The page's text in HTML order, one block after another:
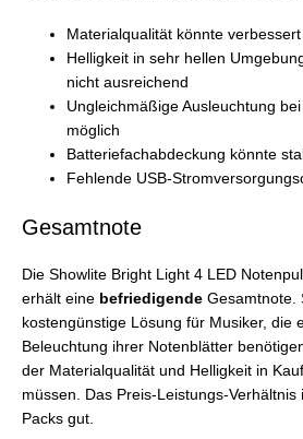
Materialqualität könnte
Helligkeit in sehr hellen
nicht ausreichend
Ungleichmäßige Ausleuchtung
möglich
Batteriefachabdeckung könnte
Fehlende USB-
Gesamtnote
Die Showlite Bright Light 4 LED
erhält eine befriedigende Gesamtnote.
kostengünstige Lösung für Musiker, die
Beleuchtung ihrer Notenblätter
der Materialqualität und Helligkeit in
müssen. Das Preis-Leistungs-
Packs gut.